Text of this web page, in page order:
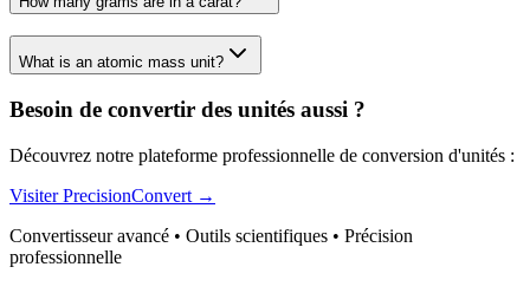
What is an atomic mass unit?
Besoin de convertir des unités aussi ?
Découvrez notre plateforme professionnelle de conversion d'unités :
Visiter PrecisionConvert →
Convertisseur avancé • Outils scientifiques • Précision
professionnelle